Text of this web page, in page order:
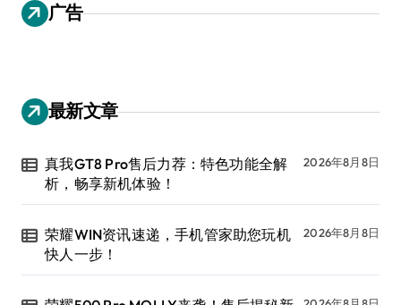
广告
最新文章
真我GT8 Pro售后力荐：特色功能全解
析，畅享新机体验！
2026年8月8日
荣耀WIN资讯速递，手机管家助您玩机
快人一步！
2026年8月8日